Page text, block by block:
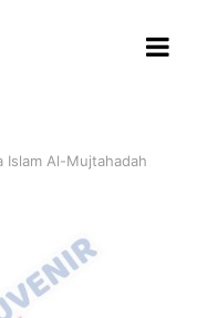
Islam Al-Mujtahadah